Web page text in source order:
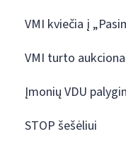
VMI kviečia į
VMI turto
Įmonių VDU
STOP šešėliui